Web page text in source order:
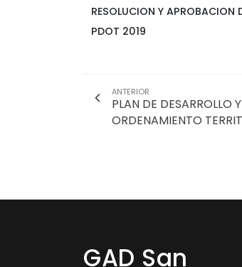
RESOLUCION Y APROBACION
PDOT 2019
ANTERIOR
PLAN DE DESARROLLO Y
ORDENAMIENTO
GAD San